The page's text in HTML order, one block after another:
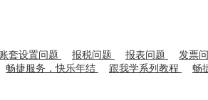
账套设置问题 报税问题 报表问题
发票
畅捷服务，快乐年结 跟我学系列教程
畅